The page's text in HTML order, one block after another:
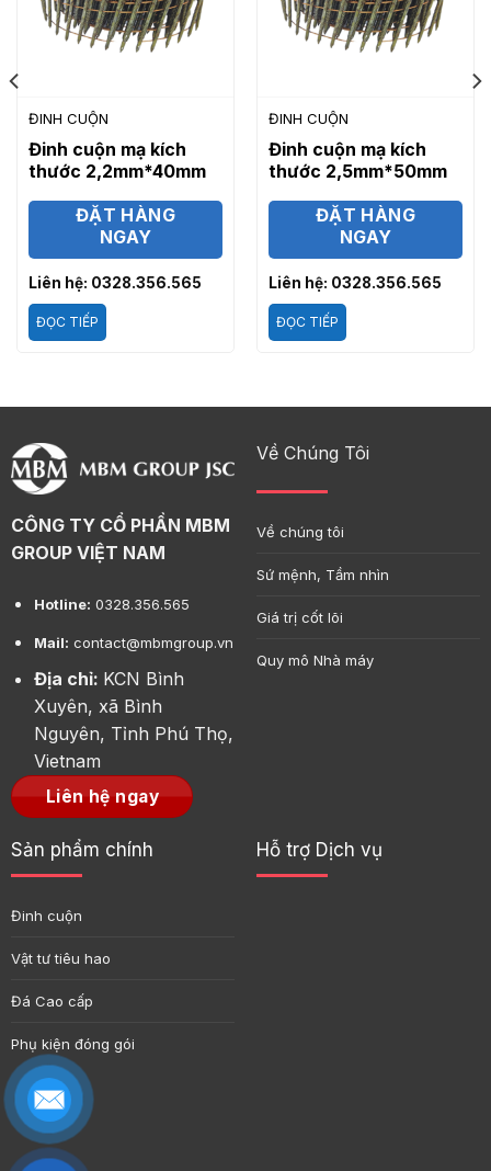
ĐINH CUỘN
Đinh cuộn mạ kích
thước 2,2mm*40mm
ĐẶT HÀNG
NGAY
Liên hệ: 0328.356.565
ĐỌC TIẾP
ĐINH CUỘN
Đinh cuộn mạ kích
thước 2,5mm*50mm
ĐẶT HÀNG
NGAY
Liên hệ: 0328.356.565
ĐỌC TIẾP
CÔNG TY CỔ PHẦN MBM
GROUP VIỆT NAM
Hotline: 0328.356.565
Mail: contact@mbmgroup.vn
Địa chỉ: KCN Bình
Xuyên, xã Bình
Nguyên, Tỉnh Phú Thọ,
Vietnam
Liên hệ ngay
Về Chúng Tôi
Về chúng tôi
Sứ mệnh, Tầm nhìn
Giá trị cốt lõi
Quy mô Nhà máy
Sản phẩm chính
Đinh cuộn
Vật tư tiêu hao
Đá Cao cấp
Phụ kiện đóng gói
Hỗ trợ Dịch vụ